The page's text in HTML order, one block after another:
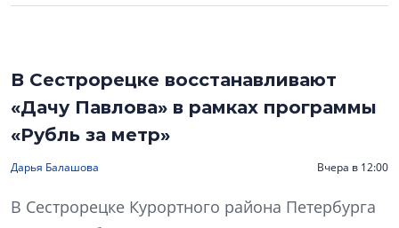
В Сестрорецке восстанавливают
«Дачу Павлова» в рамках программы
«Рубль за метр»
Дарья Балашова Вчера в 12:00
В Сестрорецке Курортного района Петербурга